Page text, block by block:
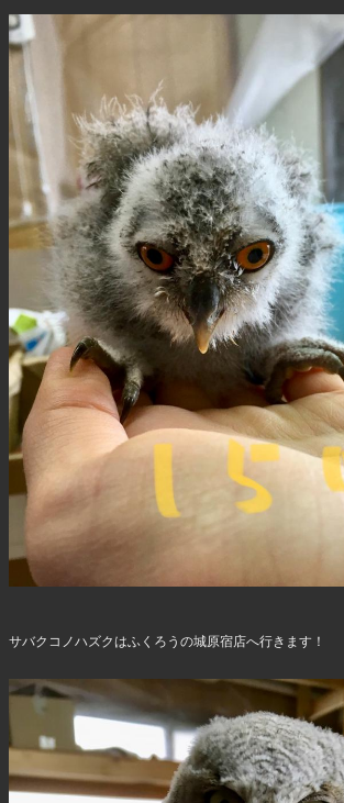
サバクコノハズクはふくろうの城原宿店へ行きます！